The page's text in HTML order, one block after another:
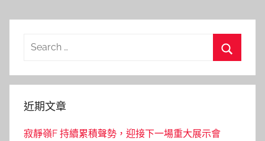
Search
近期文章
寂靜嶺F 持續累積聲勢，迎接下一場重大展示會